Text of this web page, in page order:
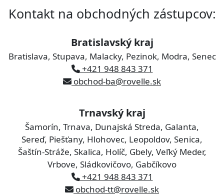
Kontakt na obchodných zástupcov:
Bratislavský kraj
Bratislava, Stupava, Malacky, Pezinok, Modra, Senec
+421 948 843 371
obchod-ba@rovelle.sk
Trnavský kraj
Šamorín, Trnava, Dunajská Streda, Galanta,
Sereď, Piešťany, Hlohovec, Leopoldov, Senica,
Šaštín-Stráže, Skalica, Holíč, Gbely, Veľký Meder,
Vrbove, Sládkovičovo, Gabčíkovo
+421 948 843 371
obchod-tt@rovelle.sk